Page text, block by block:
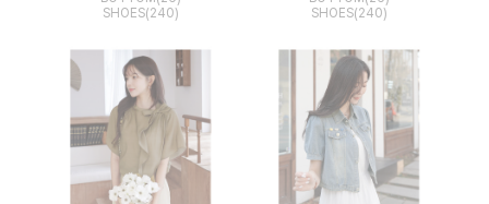
SHOES(240)
SHOES(240)